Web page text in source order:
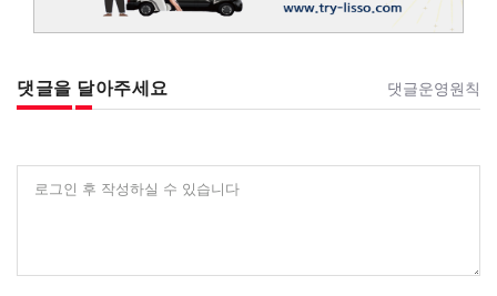
댓글을 달아주세요 댓글운영원칙
로그인 후 작성하실 수 있습니다